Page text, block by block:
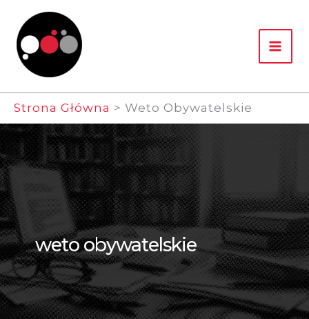
Przejdź
Treści
Strona Główna Weto Obywatelskie
weto obywatelskie